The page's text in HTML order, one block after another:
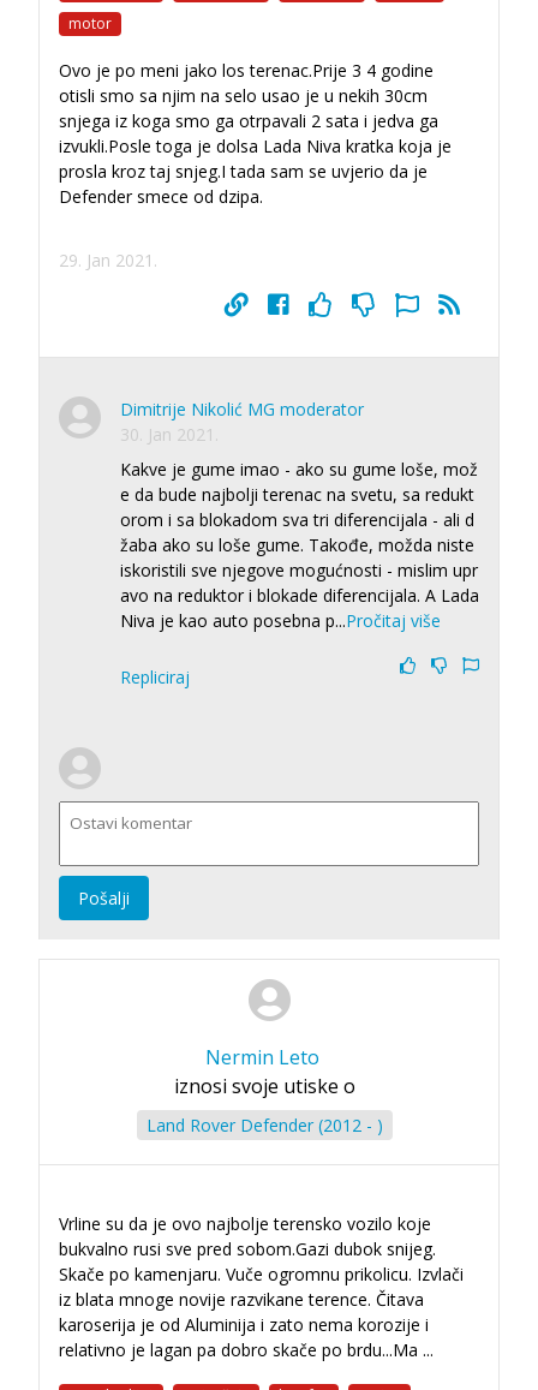
motor
Ovo je po meni jako los terenac.Prije 3 4 godine
otisli smo sa njim na selo usao je u nekih 30cm
snjega iz koga smo ga otrpavali 2 sata i jedva ga
izvukli.Posle toga je dolsa Lada Niva kratka koja je
prosla kroz taj snjeg.I tada sam se uvjerio da je
Defender smece od dzipa.
29. Jan 2021.
Dimitrije Nikolić MG moderator
30. Jan 2021.
Kakve je gume imao - ako su gume loše, mož
e da bude najbolji terenac na svetu, sa redukt
orom i sa blokadom sva tri diferencijala - ali d
žaba ako su loše gume. Takođe, možda niste
iskoristili sve njegove mogućnosti - mislim upr
avo na reduktor i blokade diferencijala. A Lada
Niva je kao auto posebna p...Pročitaj više
Repliciraj
Pošalji
Nermin Leto
iznosi svoje utiske o
Land Rover Defender (2012 - )
Vrline su da je ovo najbolje terensko vozilo koje
bukvalno rusi sve pred sobom.Gazi dubok snijeg.
Skače po kamenjaru. Vuče ogromnu prikolicu. Izvlači
iz blata mnoge novije razvikane terence. Čitava
karoserija je od Aluminija i zato nema korozije i
relativno je lagan pa dobro skače po brdu...Ma ...